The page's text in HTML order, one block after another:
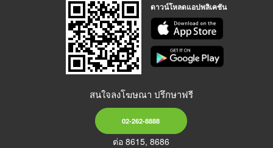
ดาวน์โหลดแอปพลิเคชัน
สนใจลงโฆษณา ปรึกษาฟรี
02-262-8888
ต่อ 8615, 8686